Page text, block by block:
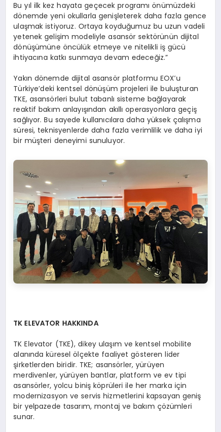
Bu yıl ilk kez hayata geçecek programı önümüzdeki
dönemde yeni okullarla genişleterek daha fazla gence
ulaşmak istiyoruz. Ortaya koyduğumuz bu uzun vadeli
yetenek gelişim modeliyle asansör sektörünün dijital
dönüşümüne öncülük etmeye ve nitelikli iş gücü
ihtiyacına katkı sunmaya devam edeceğiz.”
Yakın dönemde dijital asansör platformu EOX’u
Türkiye’deki kentsel dönüşüm projeleri ile buluşturan
TKE, asansörleri bulut tabanlı sisteme bağlayarak
reaktif bakım anlayışından akıllı operasyonlara geçiş
sağlıyor. Bu sayede kullanıcılara daha yüksek çalışma
süresi, teknisyenlerde daha fazla verimlilik ve daha iyi
bir müşteri deneyimi sunuluyor.
TK ELEVATOR HAKKINDA
TK Elevator (TKE), dikey ulaşım ve kentsel mobilite
alanında küresel ölçekte faaliyet gösteren lider
şirketlerden biridir. TKE; asansörler, yürüyen
merdivenler, yürüyen bantlar, platform ve ev tipi
asansörler, yolcu biniş köprüleri ile her marka için
modernizasyon ve servis hizmetlerini kapsayan geniş
bir yelpazede tasarım, montaj ve bakım çözümleri
sunar.